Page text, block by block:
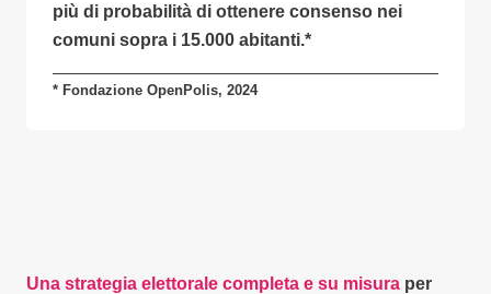
più di probabilità di ottenere consenso nei
comuni sopra i 15.000 abitanti.*
* Fondazione OpenPolis, 2024
Una strategia elettorale completa e su misura per